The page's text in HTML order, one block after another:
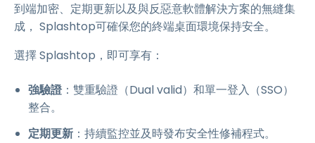
到端加密、定期更新以及與反惡意軟體解決方案的無縫集
成， Splashtop可確保您的終端桌面環境保持安全。
選擇 Splashtop，即可享有：
強驗證：雙重驗證（Dual valid）和單一登入（SSO）
整合。
定期更新 ：持續監控並及時發布安全性修補程式。